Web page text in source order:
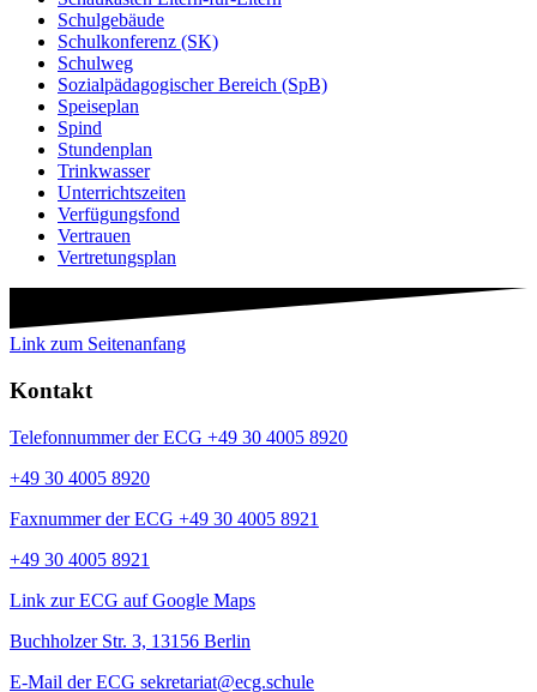
Schulgebäude
Schulkonferenz (SK)
Schulweg
Sozialpädagogischer Bereich (SpB)
Speiseplan
Spind
Stundenplan
Trinkwasser
Unterrichtszeiten
Verfügungsfond
Vertrauen
Vertretungsplan
Link zum Seitenanfang
Kontakt
Telefonnummer der ECG +49 30 4005 8920
+49 30 4005 8920
Faxnummer der ECG +49 30 4005 8921
+49 30 4005 8921
Link zur ECG auf Google Maps
Buchholzer Str. 3, 13156 Berlin
E-Mail der ECG sekretariat@ecg.schule